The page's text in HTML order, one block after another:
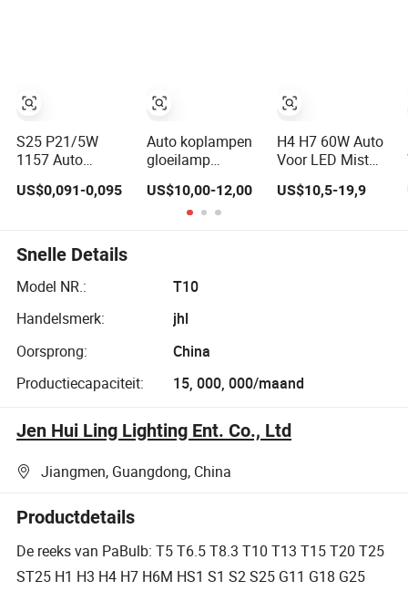
S25 P21/5W
1157 Auto
Ba15D Dubbele
motorfiets
US$0,091-0,095
Auto koplampen
gloeilamp
helder 70W
dimlicht 9006
Hb4 LED lampen
US$10,00-12,00
H4 H7 60W Auto
Voor LED Mist
Gloeilamp
US$10,5-19,9
Snelle Details
Model NR.:
T10
Handelsmerk:
jhl
Oorsprong:
China
Productiecapaciteit:
15, 000, 000/maand
Jen Hui Ling Lighting Ent. Co., Ltd
Jiangmen, Guangdong, China
Productdetails
De reeks van PaBulb: T5 T6.5 T8.3 T10 T13 T15 T20 T25
ST25 H1 H3 H4 H7 H6M HS1 S1 S2 S25 G11 G18 G25